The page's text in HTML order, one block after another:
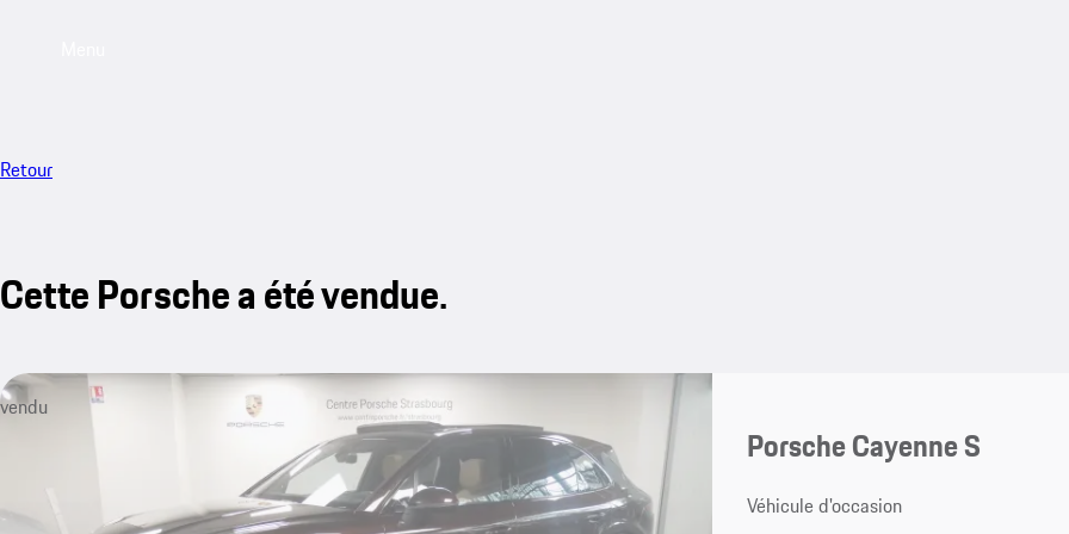
Retour
Cette Porsche a été vendue.
vendu
Porsche Cayenne S
Véhicule d'occasion